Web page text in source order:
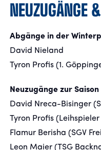
NEUZUGÄNGE
Abgänge in der
David Nieland
Tyron Profis (1.
Neuzugänge zur
David Nreca-Bisinger
Tyron Profis
Flamur Berisha (SGV
Leon Maier (TSG